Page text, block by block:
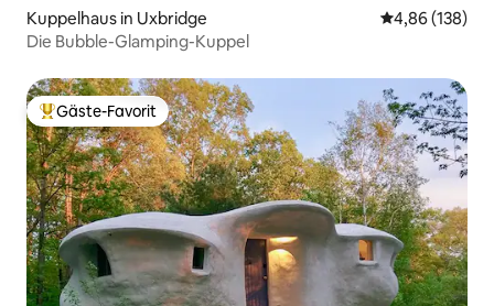
Kuppelhaus in Uxbridge
4,86 (138)
Die Bubble-Glamping-Kuppel
Beliebter Gäste-Favorit.
Gäste-Favorit